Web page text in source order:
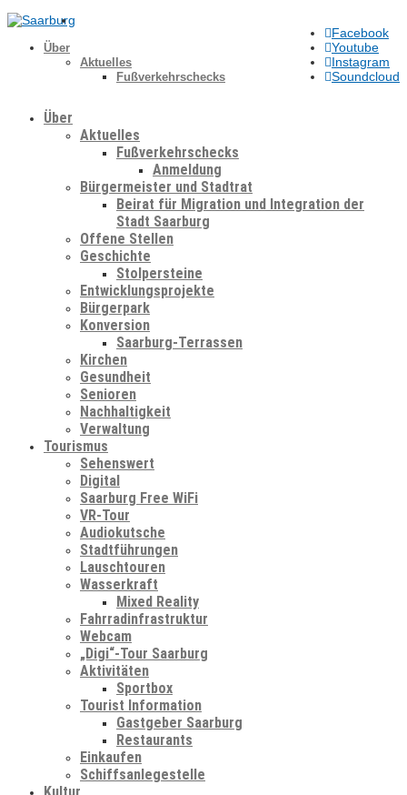
Facebook
Youtube
Instagram
Soundcloud
Über
Aktuelles
Fußverkehrschecks
Anmeldung
Bürgermeister und Stadtrat
Beirat für Migration und Integration der
Stadt Saarburg
Offene Stellen
Geschichte
Stolpersteine
Entwicklungsprojekte
Bürgerpark
Konversion
Saarburg-Terrassen
Kirchen
Gesundheit
Senioren
Nachhaltigkeit
Verwaltung
Tourismus
Sehenswert
Digital
Saarburg Free WiFi
VR-Tour
Audiokutsche
Stadtführungen
Lauschtouren
Wasserkraft
Mixed Reality
Fahrradinfrastruktur
Webcam
„Digi“-Tour Saarburg
Aktivitäten
Sportbox
Tourist Information
Gastgeber Saarburg
Restaurants
Einkaufen
Schiffsanlegestelle
Über
Aktuelles
Fußverkehrschecks